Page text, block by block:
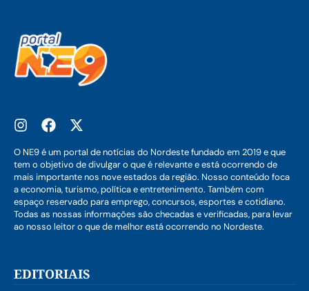
O NE9 é um portal de notícias do Nordeste fundado em 2019 e que
tem o objetivo de divulgar o que é relevante e está ocorrendo de
mais importante nos nove estados da região. Nosso conteúdo foca
a economia, turismo, política e entretenimento. Também com
espaço reservado para emprego, concursos, esportes e cotidiano.
Todas as nossas informações são checadas e verificadas, para levar
ao nosso leitor o que de melhor está ocorrendo no Nordeste.
EDITORIAIS